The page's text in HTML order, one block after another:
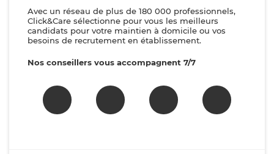
Avec un réseau de plus de 180 000 professionnels,
Click&Care sélectionne pour vous les meilleurs
candidats pour votre maintien à domicile ou vos
besoins de recrutement en établissement.
Nos conseillers vous accompagnent 7/7